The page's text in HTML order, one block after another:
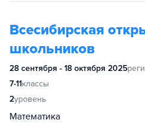
Всесибирская
школьников
28 сентября - 18 октября 2025
7-11классы
2уровень
Математика